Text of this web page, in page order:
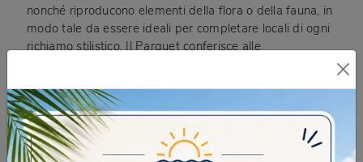
nonché riproducono elementi della flora o della fauna, in
modo tale da essere ideali per completare locali di ogni
richiamo stilistico. Il Parquet conferisce alle
matericità espressiva, forte impatto decorativo e doti di
robustezza. La grande attenzione e passione con cui i
nostri Parquet sono stati lavorati, garantiscono una
buona resa estetica e mantengono inalterate nel tempo